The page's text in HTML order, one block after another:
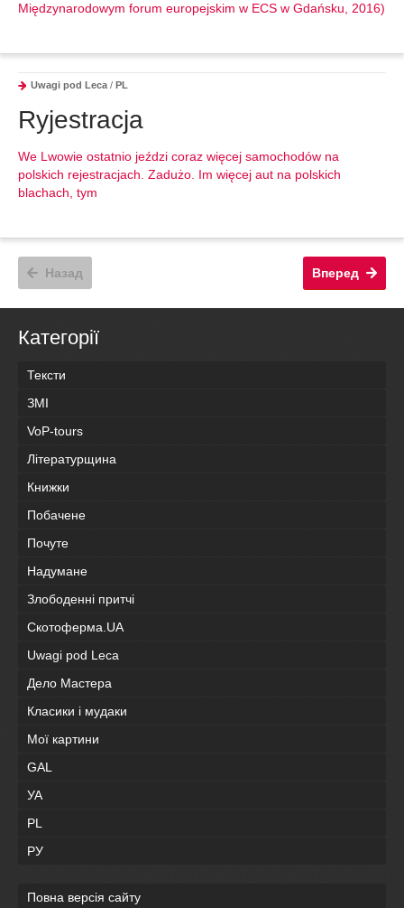
Międzynarodowym forum europejskim w ECS w Gdańsku, 2016)
Uwagi pod Leca / PL
Ryjestracja
We Lwowie ostatnio jeździ coraz więcej samochodów na
polskich rejestracjach. Zadużo. Im więcej aut na polskich
blachach, tym
Вперед
Назад
Категорії
Тексти
ЗМІ
VoP-tours
Літературщина
Книжки
Побачене
Почуте
Надумане
Злободенні притчі
Скотоферма.UA
Uwagi pod Leca
Дело Мастера
Класики і мудаки
Мої картини
GAL
УА
PL
РУ
Повна версія сайту